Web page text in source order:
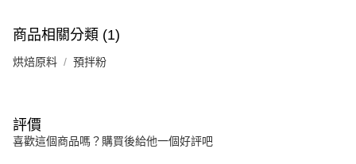
商品相關分類 (1)
烘焙原料 預拌粉
評價
喜歡這個商品嗎？購買後給他一個好評吧